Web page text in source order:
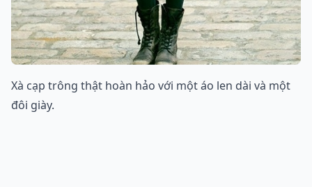
Xà cạp trông thật hoàn hảo với một áo len dài và một
đôi giày.